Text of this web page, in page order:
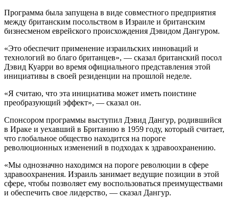
Программа была запущена в виде совместного предприятия
между британским посольством в Израиле и британским
бизнесменом еврейского происхождения Дэвидом Дангуром.
«Это обеспечит применение израильских инноваций и
технологий во благо британцев», — сказал британский посол
Дэвид Куарри во время официального представления этой
инициативы в своей резиденции на прошлой неделе.
«Я считаю, что эта инициатива может иметь поистине
преобразующий эффект», — сказал он.
Спонсором программы выступил Дэвид Дангур, родившийся
в Ираке и уехавший в Британию в 1959 году, который считает,
что глобальное общество находится на пороге
революционных изменений в подходах к здравоохранению.
«Мы однозначно находимся на пороге революции в сфере
здравоохранения. Израиль занимает ведущие позиции в этой
сфере, чтобы позволяет ему воспользоваться преимуществами
и обеспечить свое лидерство, — сказал Дангур.